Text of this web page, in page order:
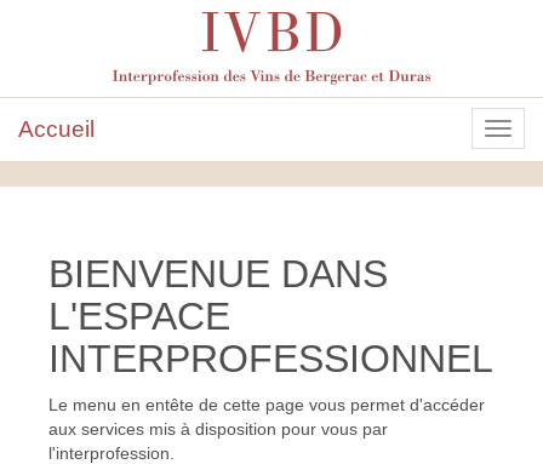
Accueil
BIENVENUE DANS
L'ESPACE
INTERPROFESSIONNEL
Le menu en entête de cette page vous permet d'accéder
aux services mis à disposition pour vous par
l'interprofession.